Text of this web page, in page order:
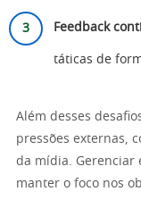
Feedback
táticas de
Além desses
pressões externas,
da mídia. Gerenciar
manter o foco nos